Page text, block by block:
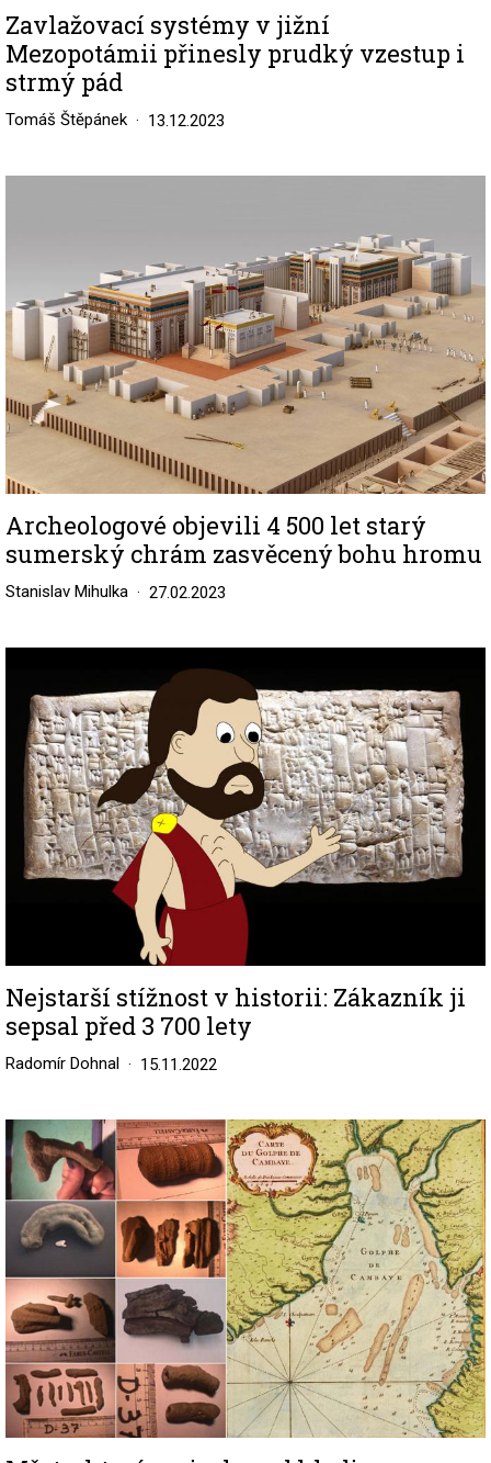
Zavlažovací systémy v jižní
Mezopotámii přinesly prudký vzestup i
strmý pád
Tomáš Štěpánek 13.12.2023
Archeologové objevili 4 500 let starý
sumerský chrám zasvěcený bohu hromu
Stanislav Mihulka 27.02.2023
Nejstarší stížnost v historii: Zákazník ji
sepsal před 3 700 lety
Radomír Dohnal 15.11.2022
Image